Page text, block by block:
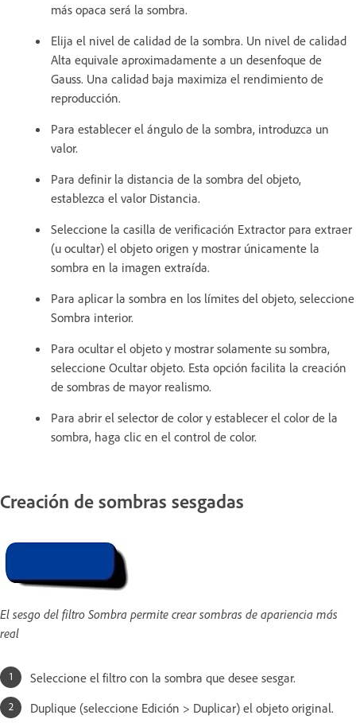
más opaca será la sombra.
Elija el nivel de calidad de la sombra. Un nivel de calidad
Alta equivale aproximadamente a un desenfoque de
Gauss. Una calidad baja maximiza el rendimiento de
reproducción.
Para establecer el ángulo de la sombra, introduzca un
valor.
Para definir la distancia de la sombra del objeto,
establezca el valor Distancia.
Seleccione la casilla de verificación Extractor para extraer
(u ocultar) el objeto origen y mostrar únicamente la
sombra en la imagen extraída.
Para aplicar la sombra en los límites del objeto, seleccione
Sombra interior.
Para ocultar el objeto y mostrar solamente su sombra,
seleccione Ocultar objeto. Esta opción facilita la creación
de sombras de mayor realismo.
Para abrir el selector de color y establecer el color de la
sombra, haga clic en el control de color.
Creación de sombras sesgadas
El sesgo del filtro Sombra permite crear sombras de apariencia más
real
Seleccione el filtro con la sombra que desee sesgar.
Duplique (seleccione Edición > Duplicar) el objeto original.